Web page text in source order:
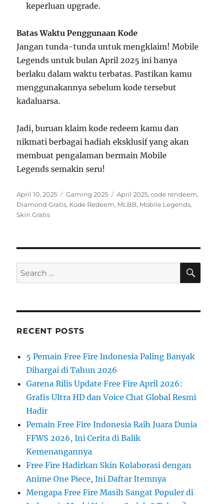
keperluan upgrade.
Batas Waktu Penggunaan Kode
Jangan tunda-tunda untuk mengklaim! Mobile
Legends untuk bulan April 2025 ini hanya
berlaku dalam waktu terbatas. Pastikan kamu
menggunakannya sebelum kode tersebut
kadaluarsa.
Jadi, buruan klaim kode redeem kamu dan
nikmati berbagai hadiah eksklusif yang akan
membuat pengalaman bermain Mobile
Legends semakin seru!
Posted
on
April 10, 2025 Categories
Gaming 2025 Tags
April 2025,code rendeem,
Diamond Gratis, Kode Redeem, MLBB, Mobile Legends,
Skin Gratis
Search
for:
RECENT POSTS
5 Pemain Free Fire Indonesia Paling Banyak
Dihargai di Tahun 2026
Garena Rilis Update Free Fire April 2026:
Grafis Ultra HD dan Voice Chat Global Resmi
Hadir
Pemain Free Fire Indonesia Raih Juara Dunia
FFWS 2026, Ini Cerita di Balik
Kemenangannya
Free Fire Hadirkan Skin Kolaborasi dengan
Anime One Piece, Ini Daftar Itemnya
Mengapa Free Fire Masih Sangat Populer di